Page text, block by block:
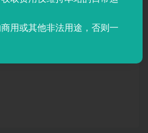
本站同意时，禁止复制、盗用、
站、书籍等各类媒体平台。如若本
，可联系我们进行处理。
用或其他非法用途，否则一